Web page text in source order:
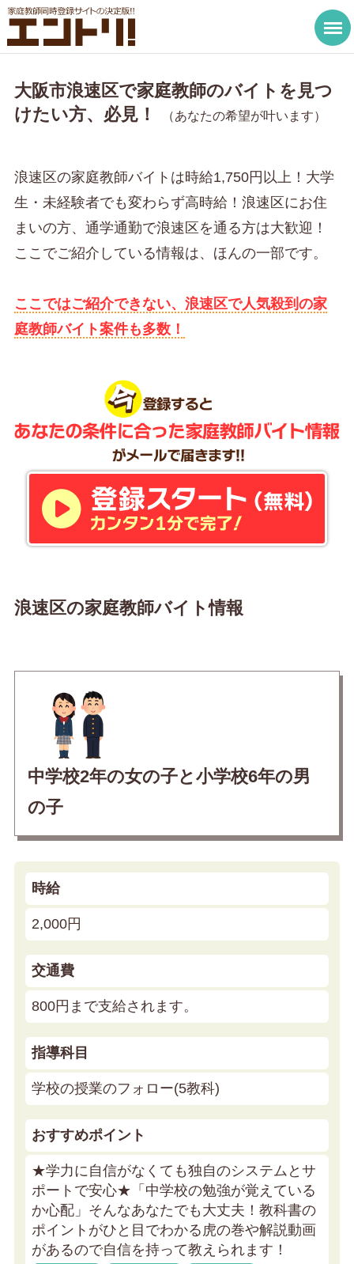
大阪市浪速区で家庭教師のバイトを見つ
けたい方、必見！
（あなたの希望が叶います）
浪速区の家庭教師バイトは時給1,750円以上！大学
生・未経験者でも変わらず高時給！浪速区にお住
まいの方、通学通勤で浪速区を通る方は大歓迎！
ここでご紹介している情報は、ほんの一部です。
ここではご紹介できない、浪速区で人気殺到の家
庭教師バイト案件も多数！
浪速区の家庭教師バイト情報
中学校2年の女の子と小学校6年の男
の子
時給
2,000円
交通費
800円まで支給されます。
指導科目
学校の授業のフォロー(5教科)
おすすめポイント
★学力に自信がなくても独自のシステムとサ
ポートで安心★ 「中学校の勉強が覚えている
か心配」そんなあなたでも大丈夫！教科書の
ポイントがひと目でわかる虎の巻や解説動画
があるので自信を持って教えられます！